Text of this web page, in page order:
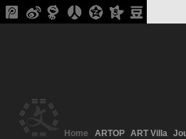
Home ARTOP ART Villa